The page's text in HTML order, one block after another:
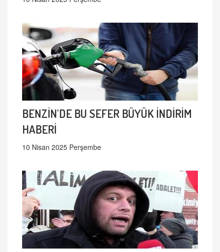
BENZİN'DE BU SEFER BÜYÜK İNDİRİM
HABERİ
10 Nisan 2025 Perşembe